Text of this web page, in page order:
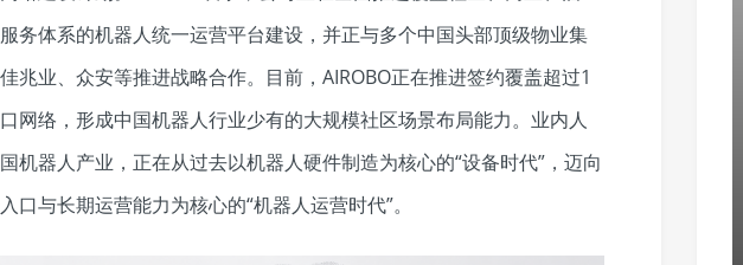
务体系的机器人统一运营平台建设，并正与多个中国头部顶级物业集
兆业、众安等推进战略合作。目前，AIROBO正在推进签约覆盖超过1
网络，形成中国机器人行业少有的大规模社区场景布局能力。业内人
机器人产业，正在从过去以机器人硬件制造为核心的“设备时代”，迈向
口与长期运营能力为核心的“机器人运营时代”。